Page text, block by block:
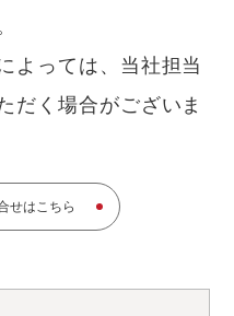
よっては、当社担当
だく場合がございま
せはこちら